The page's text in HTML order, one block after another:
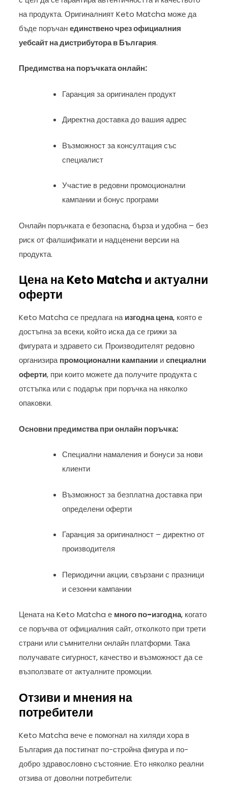
на продукта. Оригиналният Keto Matcha може да
бъде поръчанединствено чрез официалния
уебсайт на дистрибутора в България.
Предимства на поръчката онлайн:
Гаранция за оригинален продукт
Директна доставка до вашия адрес
Възможност за консултация със
специалист
Участие в редовни промоционални
кампании и бонус програми
Онлайн поръчката е безопасна, бърза и удобна – без
риск от фалшификати и надценени версии на
продукта.
Цена на Keto Matcha и актуални
оферти
Keto Matcha се предлага наизгодна цена, която е
достъпна за всеки, който иска да се грижи за
фигурата и здравето си. Производителят редовно
организирапромоционални кампании испециални
оферти, при които можете да получите продукта с
отстъпка или с подарък при поръчка на няколко
опаковки.
Основни предимства при онлайн поръчка:
Специални намаления и бонуси за нови
клиенти
Възможност за безплатна доставка при
определени оферти
Гаранция за оригиналност – директно от
производителя
Периодични акции, свързани с празници
и сезонни кампании
Цената на Keto Matcha е много по-изгодна, когато
се поръчва от официалния сайт, отколкото при трети
страни или съмнителни онлайн платформи. Така
получавате сигурност, качество и възможност да се
възползвате от актуалните промоции.
Отзиви и мнения на
потребители
Keto Matcha вече е помогнал на хиляди хора в
България да постигнат по-стройна фигура и по-
добро здравословно състояние. Ето няколко реални
отзива от доволни потребители: